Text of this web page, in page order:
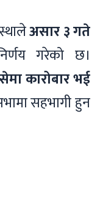
असार ३ गते
गरेको छ।
कारोबार भई
सहभागी हुन